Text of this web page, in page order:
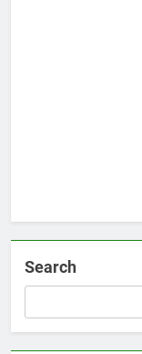
Search